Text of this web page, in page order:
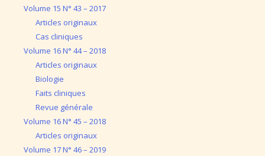
Volume 15 N° 43 – 2017
Articles originaux
Cas cliniques
Volume 16 N° 44 – 2018
Articles originaux
Biologie
Faits cliniques
Revue générale
Volume 16 N° 45 – 2018
Articles originaux
Volume 17 N° 46 – 2019